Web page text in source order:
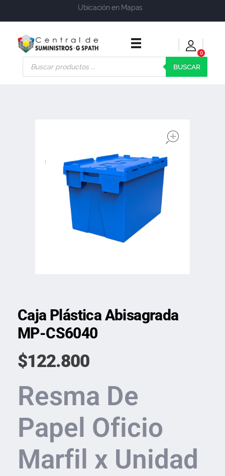
Ubicación en Mapas
Central de Suministros Gspath
Suministros y soluciones integrales para su empresa o negocio
0
BUSCAR
Caja Plástica Abisagrada
MP-CS6040
$122.800
Resma De
Papel Oficio
Marfil x Unidad